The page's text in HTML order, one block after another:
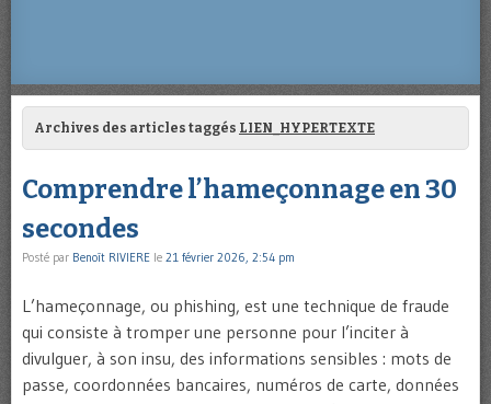
Archives des articles taggés LIEN_HYPERTEXTE
Comprendre l’hameçonnage en 30
secondes
Posté par Benoît RIVIERE le 21 février 2026, 2:54 pm
L’hameçonnage, ou phishing, est une technique de fraude
qui consiste à tromper une personne pour l’inciter à
divulguer, à son insu, des informations sensibles : mots de
passe, coordonnées bancaires, numéros de carte, données